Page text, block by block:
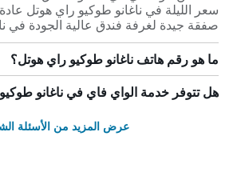
صفقة جيدة لغرفة فندق عالية الجودة في
ما هو رقم هاتف ناغانو طوكيو راي هوتل؟
هل تتوفر خدمة الواي فاي في ناغانو
عرض المزيد من الأسئلة